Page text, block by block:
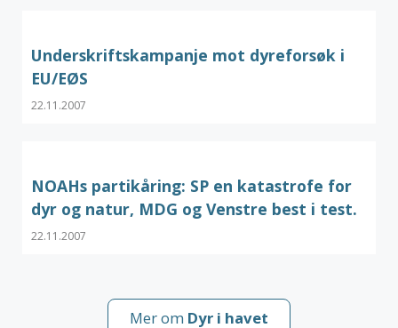
Underskriftskampanje mot dyreforsøk i
EU/EØS
22.11.2007
NOAHs partikåring: SP en katastrofe for
dyr og natur, MDG og Venstre best i test.
22.11.2007
Mer om Dyr i havet